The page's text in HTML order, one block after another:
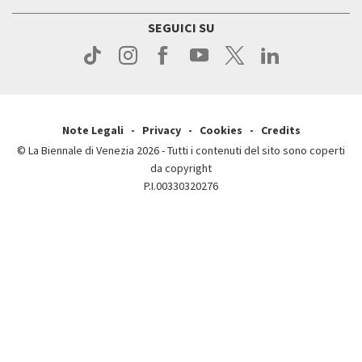
Contatti
SEGUICI SU
Note Legali Privacy Cookies
Credits
© La Biennale di Venezia 2026 - Tutti i contenuti del sito sono coperti
da copyright
P.I.00330320276